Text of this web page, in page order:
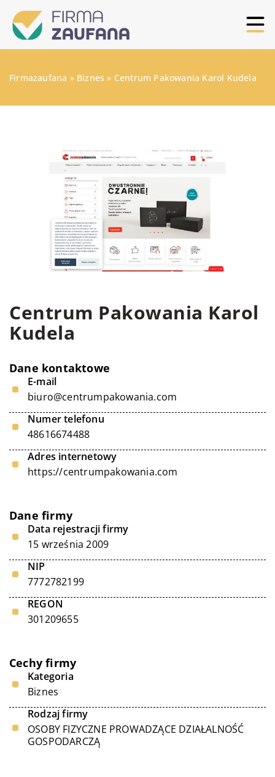
Firmazaufana » Biznes » Centrum Pakowania Karol Kudela
Centrum Pakowania Karol
Kudela
Dane kontaktowe
E-mail
biuro@centrumpakowania.com
Numer telefonu
48616674488
Adres internetowy
https://centrumpakowania.com
Dane firmy
Data rejestracji firmy
15 września 2009
NIP
7772782199
REGON
301209655
Cechy firmy
Kategoria
Biznes
Rodzaj firmy
OSOBY FIZYCZNE PROWADZĄCE DZIAŁALNOŚĆ
GOSPODARCZĄ